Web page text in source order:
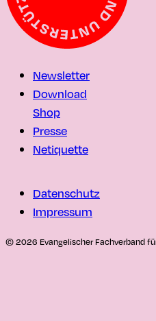
Newsletter
Download
Shop
Presse
Netiquette
Datenschutz
Impressum
© 2026 Evangelischer Fachverband